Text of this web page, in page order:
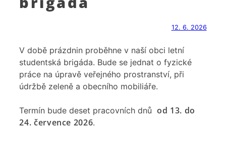
12. 6. 2026
V době prázdnin proběhne v naší obci letní
studentská brigáda. Bude se jednat o fyzické
práce na úpravě veřejného prostranství, při
údržbě zeleně a obecního mobiliáře.
Termín bude deset pracovních dnů od 13. do
24. července 2026.